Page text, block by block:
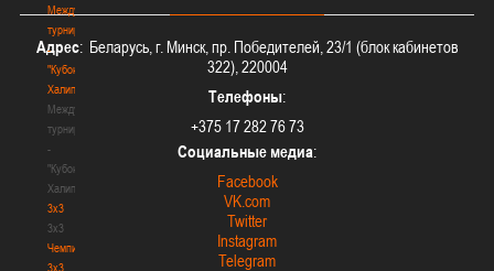
Международный
турнир
-
"Кубок
Халипского"
Международный
турнир
-
"Кубок
Халипского"
3x3
3x3
Чемпионат
3х3
Адрес: Беларусь, г. Минск, пр. Победителей, 23/1 (блок кабинетов
322), 220004
Телефоны:
+375 17 282 76 73
Социальные медиа:
Facebook
VK.com
Twitter
Instagram
Telegram